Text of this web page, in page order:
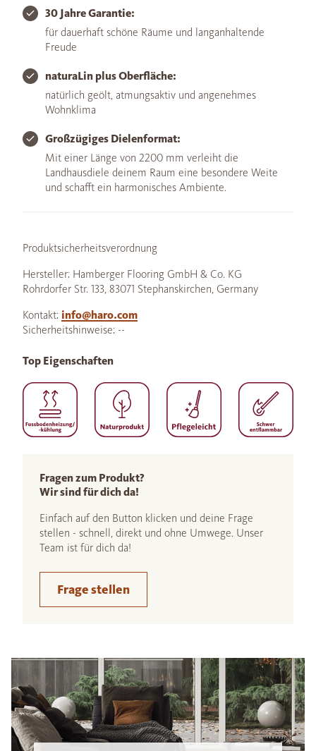
30 Jahre Garantie:
für dauerhaft schöne Räume und langanhaltende
Freude
naturaLin plus Oberfläche:
natürlich geölt, atmungsaktiv und angenehmes
Wohnklima
Großzügiges Dielenformat:
Mit einer Länge von 2200 mm verleiht die
Landhausdiele deinem Raum eine besondere Weite
und schafft ein harmonisches Ambiente.
Produktsicherheitsverordnung
Hersteller: Hamberger Flooring GmbH & Co. KG
Rohrdorfer Str. 133, 83071 Stephanskirchen, Germany
Kontakt: info@haro.com
Sicherheitshinweise: --
Fragen zum Produkt?
Wir sind für dich da!
Einfach auf den Button klicken und deine Frage
stellen - schnell, direkt und ohne Umwege. Unser
Team ist für dich da!
Frage stellen
Top Eigenschaften